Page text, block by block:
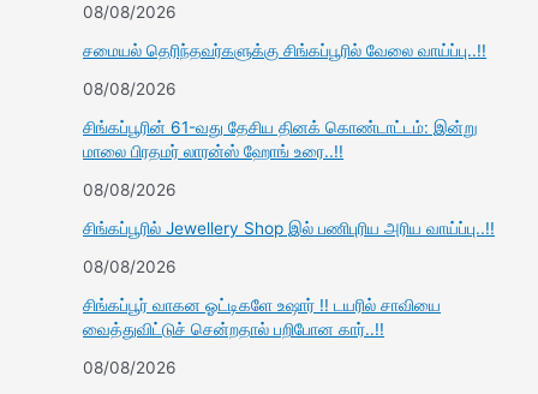
08/08/2026
சமையல் தெரிந்தவர்களுக்கு சிங்கப்பூரில் வேலை வாய்ப்பு..!!
08/08/2026
சிங்கப்பூரின் 61-வது தேசிய தினக் கொண்டாட்டம்: இன்று
மாலை பிரதமர் லாரன்ஸ் ஹோங் உரை..!!
08/08/2026
சிங்கப்பூரில் Jewellery Shop இல் பணிபுரிய அரிய வாய்ப்பு..!!
08/08/2026
சிங்கப்பூர் வாகன ஓட்டிகளே உஷார் !! டயரில் சாவியை
வைத்துவிட்டுச் சென்றதால் பறிபோன கார்..!!
08/08/2026